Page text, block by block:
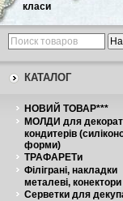
класи
КАТАЛОГ
НОВИЙ ТОВАР***
МОЛДИ для
кондитерів
форми)
ТРАФАРЕТи
Філіграні, накладки
металеві, конектори
Серветки для